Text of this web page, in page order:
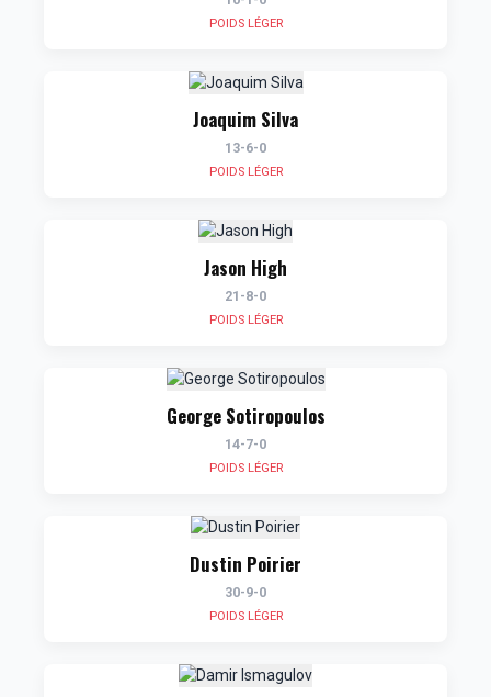
POIDS LÉGER
Joaquim Silva
13-6-0
POIDS LÉGER
Jason High
21-8-0
POIDS LÉGER
George Sotiropoulos
14-7-0
POIDS LÉGER
Dustin Poirier
30-9-0
POIDS LÉGER